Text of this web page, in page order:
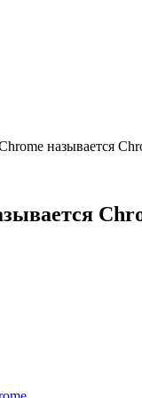
называется